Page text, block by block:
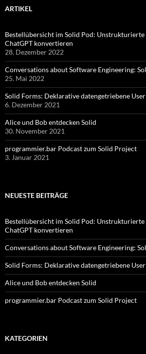
ARTIKEL
Bestellübersicht im Solid Pod:
ChatGPT konvertieren
28. Dezember 2022
Conversations about Software Engineering:
25. Mai 2022
Solid Forms: Deklarative datengetriebene
6. Dezember 2021
Alice und Bob entdecken Solid
30. November 2021
programmier.bar Podcast zum Solid Project
3. Januar 2021
NEUESTE BEITRÄGE
Bestellübersicht im Solid Pod:
ChatGPT konvertieren
Conversations about Software Engineering:
Solid Forms: Deklarative datengetriebene
Alice und Bob entdecken Solid
programmier.bar Podcast zum Solid Project
KATEGORIEN